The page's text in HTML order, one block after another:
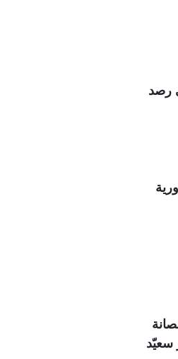
رصد
سعيّد